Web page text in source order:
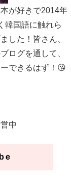
が好きで2014年
韓国語に触れら
した！皆さん、
ログを通して、
できるはず！😘
中